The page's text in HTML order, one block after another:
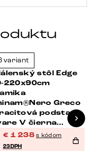
variant
stôl Edge
220x90cm
Greco
podstava
V čierna
€ 1 238 s kódom
23DPH